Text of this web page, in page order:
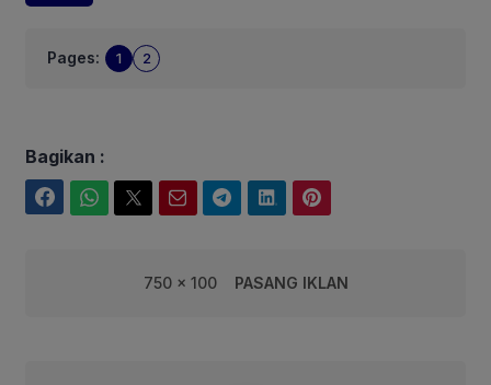
Pages: 1 2
Bagikan :
750 x 100 PASANG IKLAN